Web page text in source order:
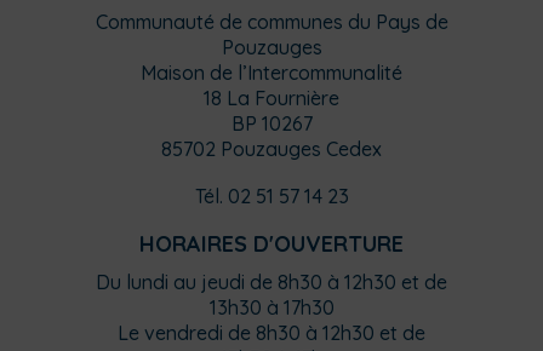
Communauté de communes du Pays de
Pouzauges
Maison de l’Intercommunalité
18 La Fournière
BP 10267
85702 Pouzauges Cedex
Tél. 02 51 57 14 23
HORAIRES D'OUVERTURE
Du lundi au jeudi de 8h30 à 12h30 et de
13h30 à 17h30
Le vendredi de 8h30 à 12h30 et de